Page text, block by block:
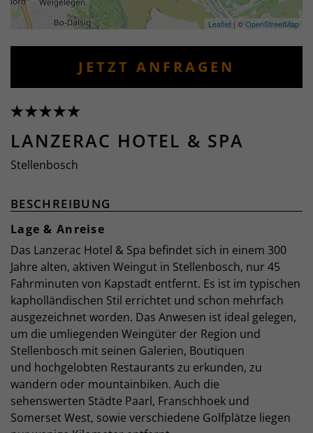
Leaflet | ©OpenStreetMap
JETZT ANFRAGEN
LANZERAC HOTEL & SPA
Stellenbosch
BESCHREIBUNG
Lage & Anreise
Das Lanzerac Hotel & Spa befindet sich in einem 300
Jahre alten, aktiven Weingut in Stellenbosch, nur 45
Fahrminuten von Kapstadt entfernt. Es ist im typischen
kapholländischen Stil errichtet und schon mehrfach
ausgezeichnet worden. Das Anwesen ist ideal gelegen,
um die umliegenden Weingüter der Region und
Stellenbosch mit seinen Galerien, Boutiquen
und hochgelobten Restaurants zu erkunden, zu
wandern oder mountainbiken. Auch die
sehenswerten Städte Paarl, Franschhoek und
Somerset West, sowie verschiedene Golfplätze liegen